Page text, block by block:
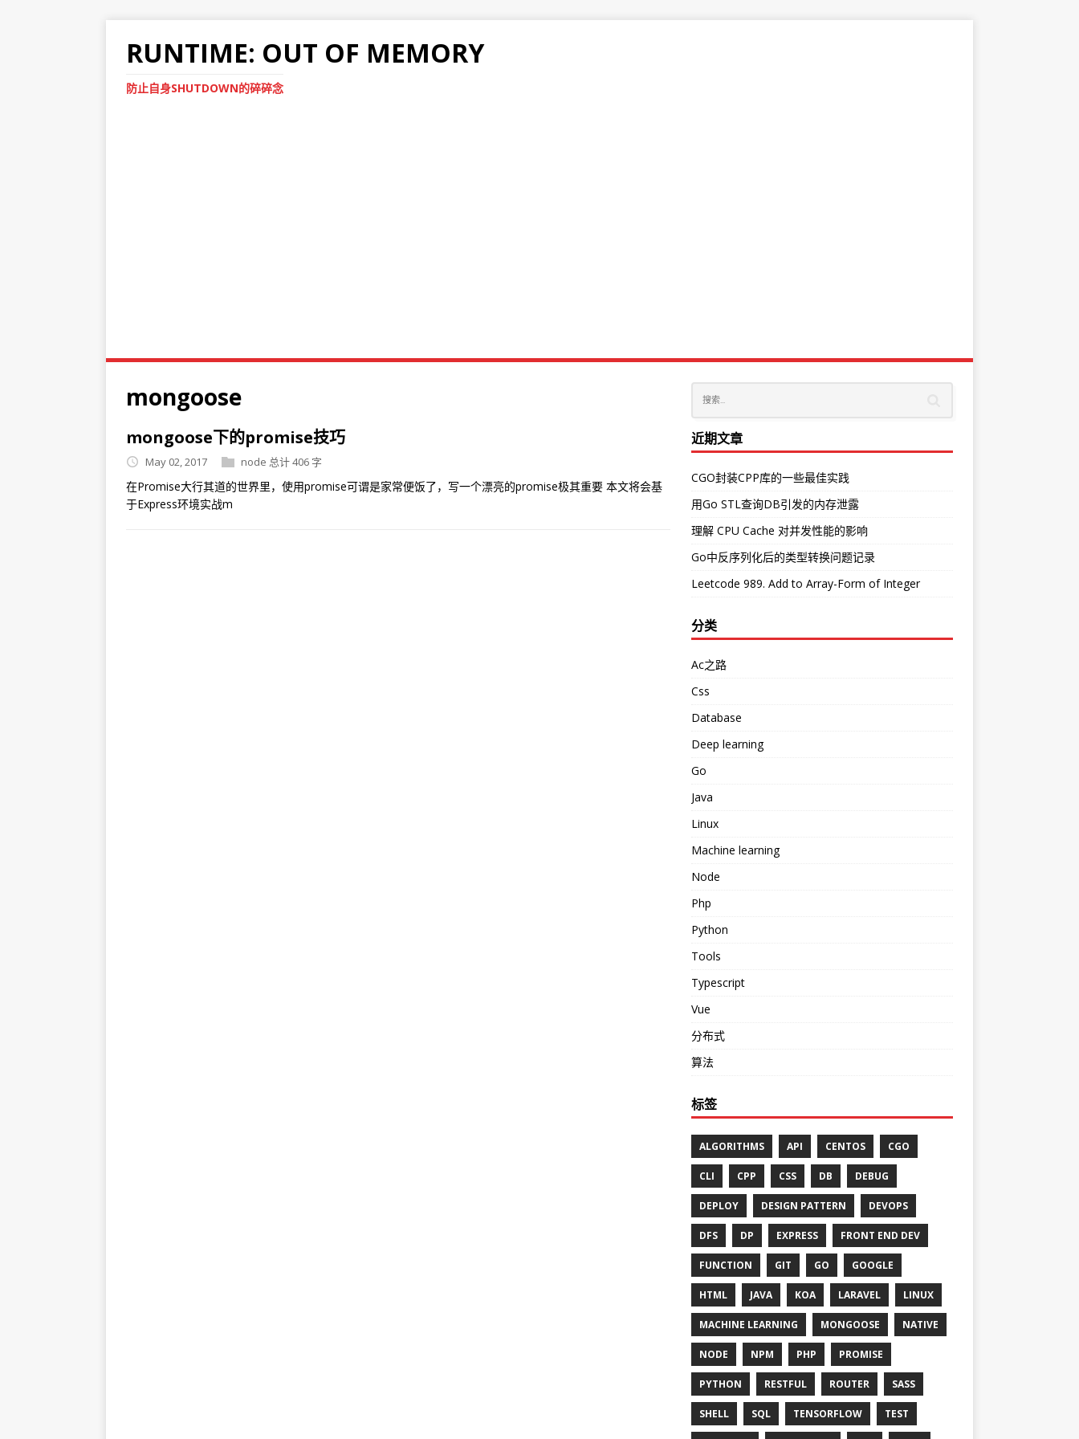
RUNTIME: OUT OF MEMORY
防止自身SHUTDOWN的碎碎念
mongoose
mongoose下的promise技巧
May 02, 2017 node 总计 406 字
在Promise大行其道的世界里，使用promise可谓是家常便饭了，写一个漂亮的promise极其重要 本文将会基
于Express环境实战m
近期文章
CGO封装CPP库的一些最佳实践
用Go STL查询DB引发的内存泄露
理解 CPU Cache 对并发性能的影响
Go中反序列化后的类型转换问题记录
Leetcode 989. Add to Array-Form of Integer
分类
Ac之路
Css
Database
Deep learning
Go
Java
Linux
Machine learning
Node
Php
Python
Tools
Typescript
Vue
分布式
算法
标签
ALGORITHMS API CENTOS CGO
CLI CPP CSS DB DEBUG
DEPLOY DESIGN PATTERN DEVOPS
DFS DP EXPRESS FRONT END DEV
FUNCTION GIT GO GOOGLE
HTML JAVA KOA LARAVEL LINUX
MACHINE LEARNING MONGOOSE NATIVE
NODE NPM PHP PROMISE
PYTHON RESTFUL ROUTER SASS
SHELL SQL TENSORFLOW TEST